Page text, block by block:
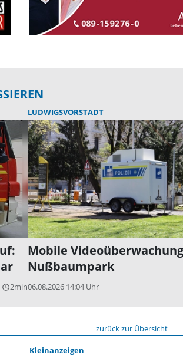
query_builder2min
LUDWIGSVORSTADT
Mobile
Nußbaumpark
06.08.2026 14:04 Uhr
zurück zur Übersicht
Kleinanzeigen